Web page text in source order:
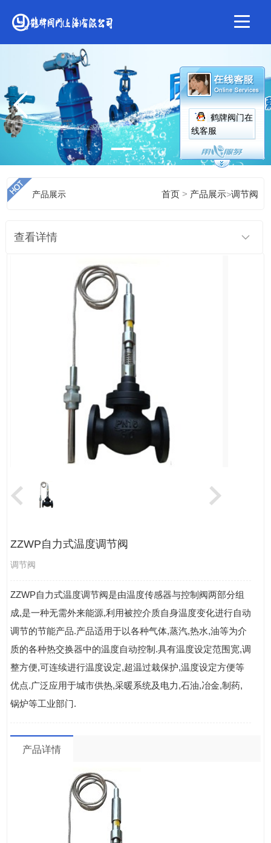
鹤牌阀门在
线客服
产品展示 首页 > 产品展示>调节阀
查看详情
ZZWP自力式温度调节阀
调节阀
ZZWP自力式温度调节阀是由温度传感器与控制阀两部分组
成,是一种无需外来能源,利用被控介质自身温度变化进行自动
调节的节能产品.产品适用于以各种气体,蒸汽,热水,油等为介
质的各种热交换器中的温度自动控制.具有温度设定范围宽,调
整方便,可连续进行温度设定,超温过栽保护,温度设定方便等
优点.广泛应用于城市供热,采暖系统及电力,石油,冶金,制药,
锅炉等工业部门.
产品详情